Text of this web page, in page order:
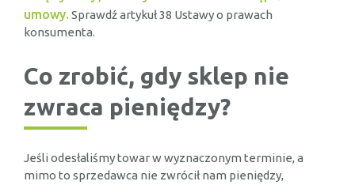
umowy. Sprawdź artykuł 38 Ustawy o prawach
konsumenta.
Co zrobić, gdy sklep nie
zwraca pieniędzy?
Jeśli odesłaliśmy towar w wyznaczonym terminie, a
mimo to sprzedawca nie zwrócił nam pieniędzy,